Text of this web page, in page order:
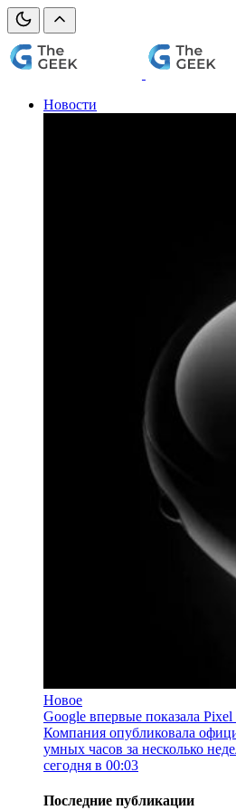
Новости
Новое
Google впервые показала
Компания опубликовала
умных часов за несколько
сегодня в 00:03
Последние публикации